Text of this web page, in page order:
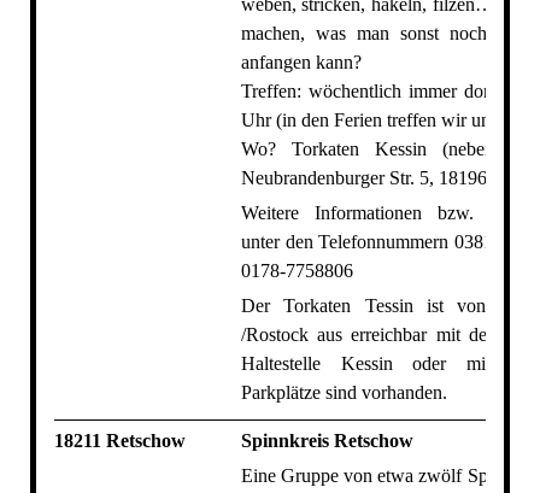
weben, stricken, häkeln, filzen… und
machen, was man sonst noch so
anfangen kann?
Treffen: wöchentlich immer
Uhr (in den Ferien treffen wir uns
Wo? Torkaten Kessin (neben
Neubrandenburger Str. 5, 18196
Weitere Informationen bzw.
unter den Telefonnummern 0381-
0178-7758806
Der Torkaten Tessin ist von
/Rostock aus erreichbar mit der
Haltestelle Kessin oder mit
Parkplätze sind vorhanden.
18211 Retschow
Spinnkreis Retschow
Eine Gruppe von etwa zwölf